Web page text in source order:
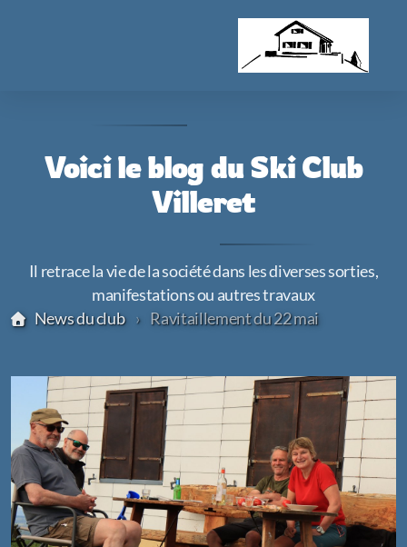
Voici le blog du Ski Club
Villeret
Il retrace la vie de la société dans les diverses sorties,
manifestations ou autres travaux
News du club
Ravitaillement du 22 mai
Accès membres
Assemblée générale
Archives
Corvées